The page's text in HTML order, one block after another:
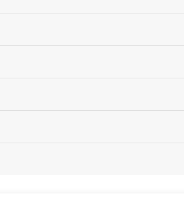
場合：0.5錠）、1日2回食後経口投与より開
だし、次の服用時間が近いときは忘れた分の服
どしてください。
シジア（静坐不能）、ジスキネジア（構音障
ます。